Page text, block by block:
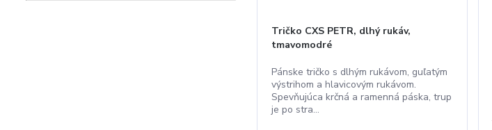
Tričko CXS PETR, dlhý rukáv,
tmavomodré
Pánske tričko s dlhým rukávom, guľatým
výstrihom a hlavicovým rukávom.
Spevňujúca krčná a ramenná páska, trup
je po stra...